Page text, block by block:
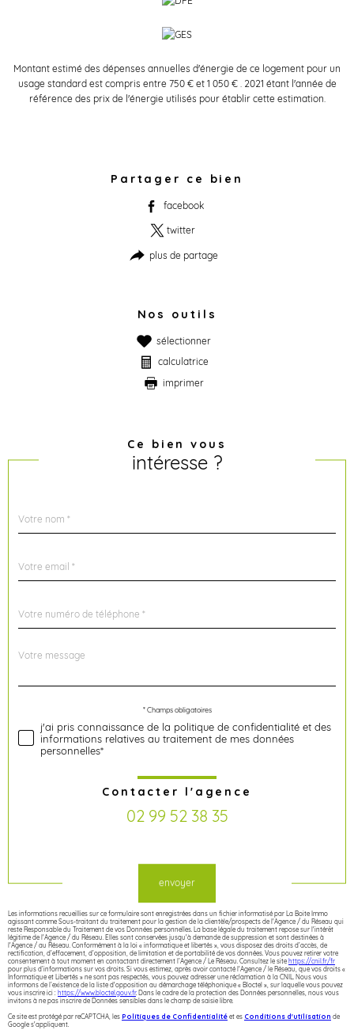
Montant estimé des dépenses annuelles d'énergie de ce logement pour un
usage standard est compris entre 750 € et 1 050 € . 2021 étant l'année de
référence des prix de l'énergie utilisés pour établir cette estimation.
Partager ce bien
facebook
twitter
plus de partage
Nos outils
sélectionner
calculatrice
imprimer
Ce bien vous
intéresse ?
par
*
*
*
Fieldset
Message
* Champs obligatoires
j'ai pris connaissance de la politique de confidentialité et des
informations relatives au traitement de mes données
personnelles*
Contacter l'agence
02 99 52 38 35
envoyer
Les informations recueillies sur ce formulaire sont enregistrées dans un fichier informatisé par La Boite Immo
agissant comme Sous-traitant du traitement pour la gestion de la clientèle/prospects de l'Agence / du Réseau qui
reste Responsable du Traitement de vos Données personnelles. La base légale du traitement repose sur l'intérêt
légitime de l'Agence / du Réseau. Elles sont conservées jusqu'à demande de suppression et sont destinées à
l'Agence / au Réseau. Conformément à la loi « informatique et libertés », vous disposez des droits d’accès, de
rectification, d’effacement, d’opposition, de limitation et de portabilité de vos données. Vous pouvez retirer votre
consentement à tout moment en contactant directement l’Agence / Le Réseau. Consultez le site https://cnil.fr/fr
pour plus d’informations sur vos droits. Si vous estimez, après avoir contacté l'Agence / le Réseau, que vos droits «
Informatique et Libertés » ne sont pas respectés, vous pouvez adresser une réclamation à la CNIL. Nous vous
informons de l’existence de la liste d'opposition au démarchage téléphonique « Bloctel », sur laquelle vous pouvez
vous inscrire ici : https://www.bloctel.gouv.fr. Dans le cadre de la protection des Données personnelles, nous vous
invitons à ne pas inscrire de Données sensibles dans le champ de saisie libre.
Ce site est protégé par reCAPTCHA, les Politiques de Confidentialité et es Conditions d'utilisation de
Google s'appliquent.